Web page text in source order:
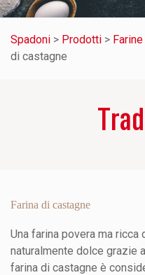
Spadoni > Prodotti >
di castagne
Farina di castagne
Una farina povera ma ricca
naturalmente dolce grazie
farina di castagne è